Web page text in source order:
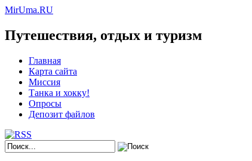
MirUma.RU
Путешествия, отдых и туризм
Главная
Карта сайта
Миссия
Танка и хокку!
Опросы
Депозит файлов